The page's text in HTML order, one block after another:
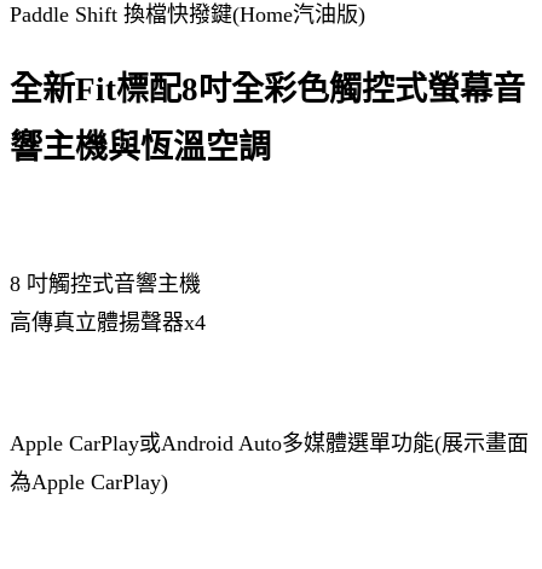
Paddle Shift 換檔快撥鍵(Home汽油版)
全新Fit標配8吋全彩色觸控式螢幕音
響主機與恆溫空調
8 吋觸控式音響主機
高傳真立體揚聲器x4
Apple CarPlay或Android Auto多媒體選單功能(展示畫面
為Apple CarPlay)